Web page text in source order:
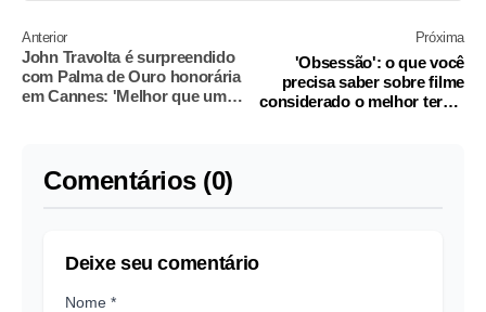
Anterior
John Travolta é surpreendido
com Palma de Ouro honorária
em Cannes: 'Melhor que um
Próxima
'Obsessão': o que você
precisa saber sobre filme
considerado o melhor terror
Comentários (0)
Deixe seu comentário
Nome *